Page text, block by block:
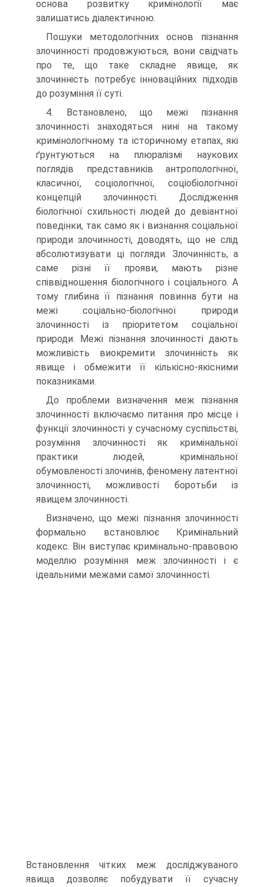
основа розвитку кримінології має
залишатись діалектичною.
Пошуки методологічних основ пізнання
злочинності продовжуються, вони свідчать
про те, що таке складне явище, як
злочинність потребує інноваційних підходів
до розуміння її суті.
4. Встановлено, що межі пізнання
злочинності знаходяться нині на такому
кримінологічному та історичному етапах, які
ґрунтуються на плюралізмі наукових
поглядів представників антропологічної,
класичної, соціологічної, соціобіологічної
концепцій злочинності. Дослідження
біологічної схильності людей до девіантної
поведінки, так само як і визнання соціальної
природи злочинності, доводять, що не слід
абсолютизувати ці погляди. Злочинність, а
саме різні її прояви, мають різне
співвідношення біологічного і соціального. А
тому глибина її пізнання повинна бути на
межі соціально-біологічної природи
злочинності із пріоритетом соціальної
природи. Межі пізнання злочинності дають
можливість виокремити злочинність як
явище і обмежити її кількісно-якісними
показниками.
До проблеми визначення меж пізнання
злочинності включаємо питання про місце і
функції злочинності у сучасному суспільстві,
розуміння злочинності як кримінальної
практики людей, кримінальної
обумовленості злочинів, феномену латентної
злочинності, можливості боротьби із
явищем злочинності.
Визначено, що межі пізнання злочинності
формально встановлює Кримінальний
кодекс. Він виступає кримінально-правовою
моделлю розуміння меж злочинності і є
ідеальними межами самої злочинності.
Встановлення чітких меж досліджуваного
явища дозволяє побудувати її сучасну